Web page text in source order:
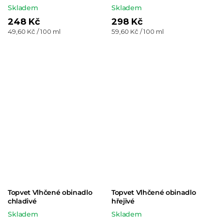
Skladem
248 Kč
Měrná
49,60 Kč / 100 ml
Skladem
298 Kč
Měrná
59,60 Kč / 100 ml
Topvet Vlhčené obinadlo
chladivé
Skladem
Topvet Vlhčené obinadlo
hřejivé
Skladem